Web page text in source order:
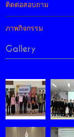
ติดต่อสอบถาม
ภาพกิจกรรม
Gallery